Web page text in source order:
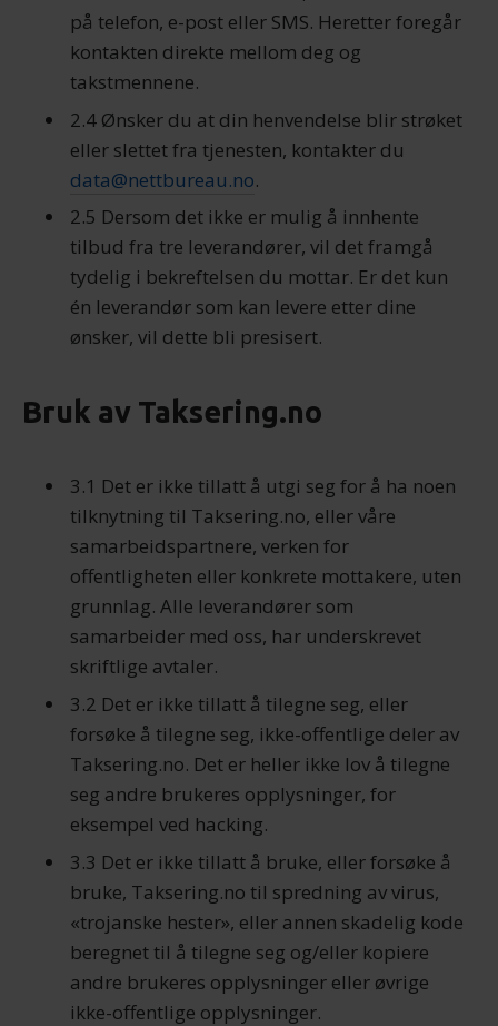
på telefon, e-post eller SMS. Heretter foregår
kontakten direkte mellom deg og
takstmennene.
2.4 Ønsker du at din henvendelse blir strøket
eller slettet fra tjenesten, kontakter du
data@nettbureau.no.
2.5 Dersom det ikke er mulig å innhente
tilbud fra tre leverandører, vil det framgå
tydelig i bekreftelsen du mottar. Er det kun
én leverandør som kan levere etter dine
ønsker, vil dette bli presisert.
Bruk av Taksering.no
3.1 Det er ikke tillatt å utgi seg for å ha noen
tilknytning til Taksering.no, eller våre
samarbeidspartnere, verken for
offentligheten eller konkrete mottakere, uten
grunnlag. Alle leverandører som
samarbeider med oss, har underskrevet
skriftlige avtaler.
3.2 Det er ikke tillatt å tilegne seg, eller
forsøke å tilegne seg, ikke-offentlige deler av
Taksering.no. Det er heller ikke lov å tilegne
seg andre brukeres opplysninger, for
eksempel ved hacking.
3.3 Det er ikke tillatt å bruke, eller forsøke å
bruke, Taksering.no til spredning av virus,
«trojanske hester», eller annen skadelig kode
beregnet til å tilegne seg og/eller kopiere
andre brukeres opplysninger eller øvrige
ikke-offentlige opplysninger.